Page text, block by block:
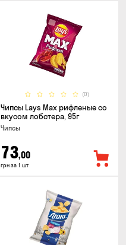
(0)
Чипсы Lays Max рифленые со
вкусом лобстера, 95г
Чипсы
73,00
грн за 1 шт